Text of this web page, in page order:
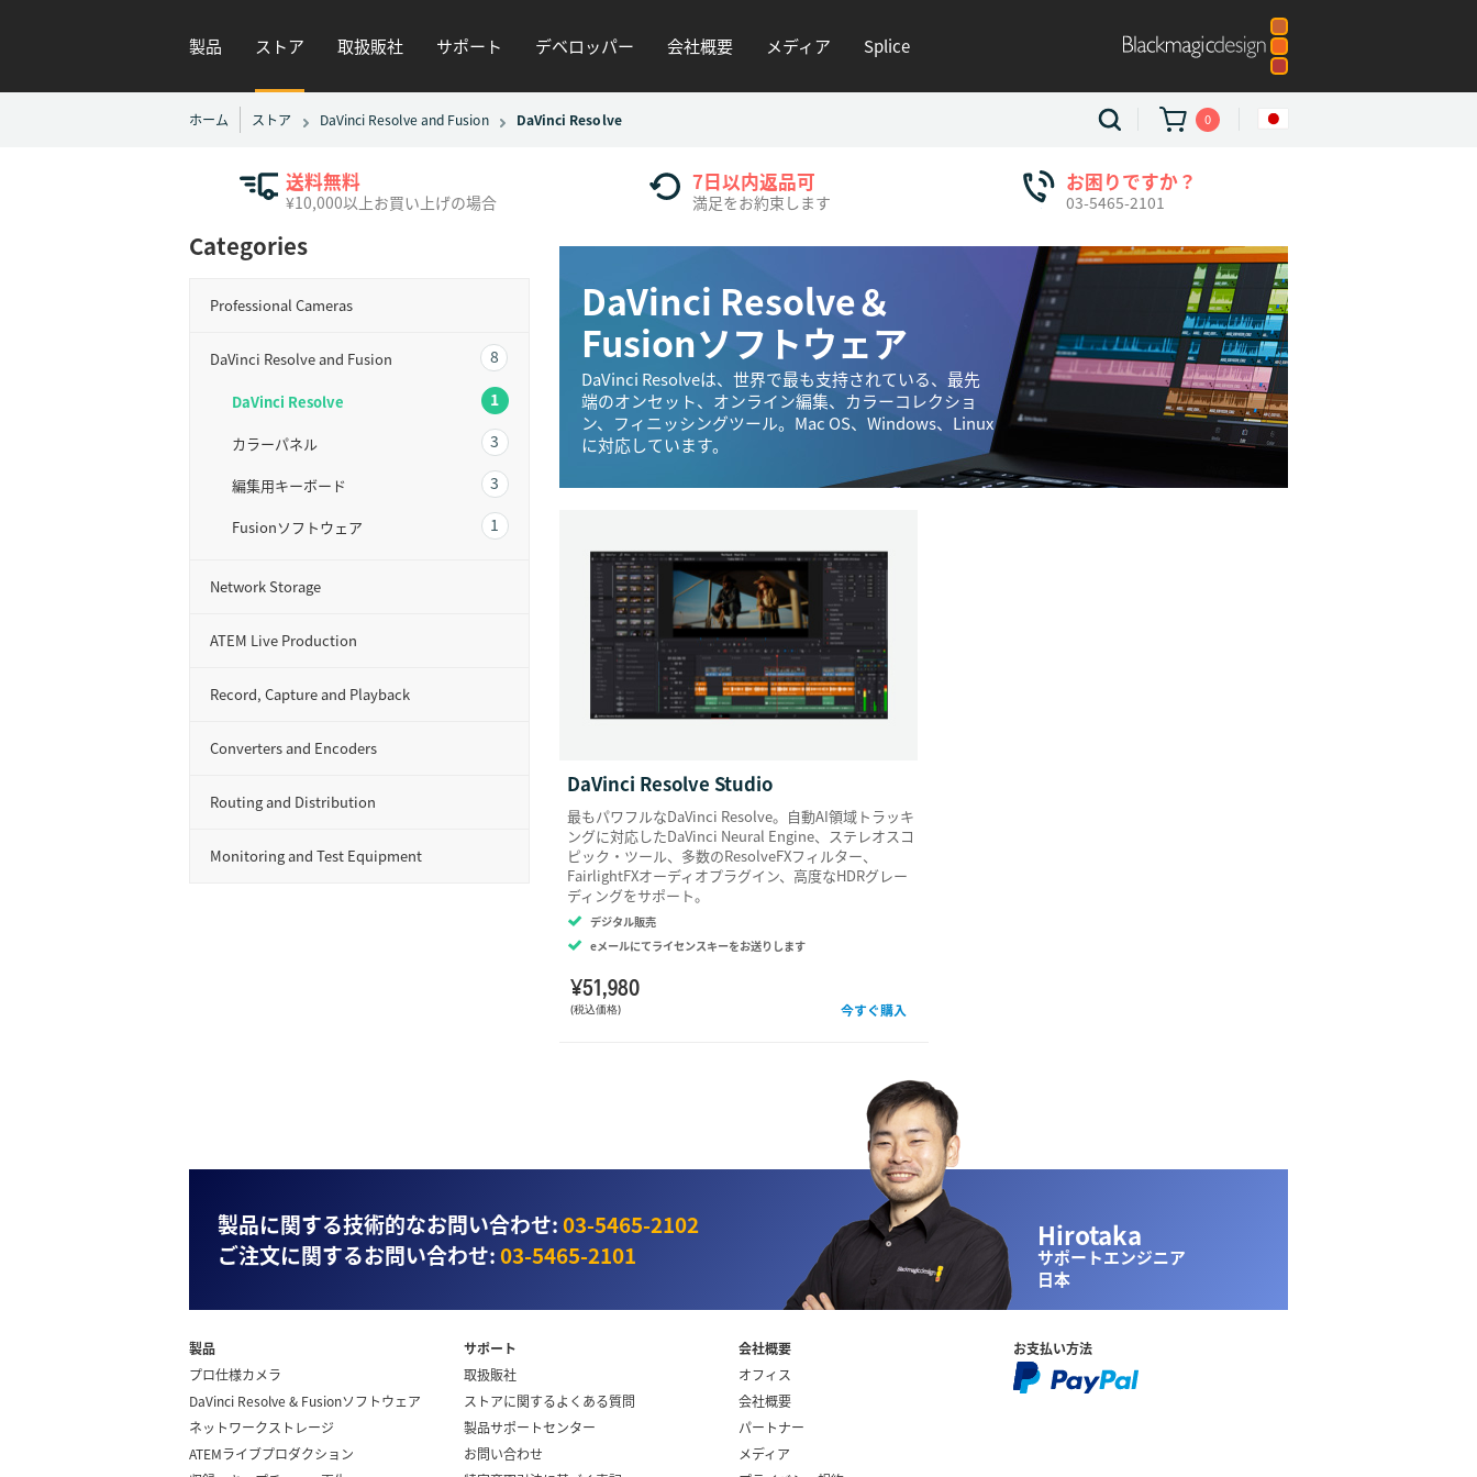
製品 ストア 取扱販社 サポート デベロッパー 会社概要 メディア Splice
0
ホーム ストア DaVinci Resolve and Fusion DaVinci Resolve
送料無料
¥10,000以上お買い上げの場合
7日以内返品可
満足をお約束します
お困りですか？
03-5465-2101
Categories
Professional Cameras
DaVinci Resolve and Fusion 8
DaVinci Resolve 1
カラーパネル 3
編集用キーボード 3
Fusionソフトウェア 1
Network Storage
ATEM Live Production
Record, Capture and Playback
Converters and Encoders
Routing and Distribution
Monitoring and Test Equipment
DaVinci Resolve＆
Fusionソフトウェア
DaVinci Resolveは、世界で最も支持されている、最先
端のオンセット、オンライン編集、カラーコレクショ
ン、フィニッシングツール。Mac OS、Windows、Linux
に対応しています。
DaVinci Resolve Studio
最もパワフルなDaVinci Resolve。自動AI領域トラッキ
ングに対応したDaVinci Neural Engine、ステレオスコ
ピック・ツール、多数のResolveFXフィルター、
FairlightFXオーディオプラグイン、高度なHDRグレー
ディングをサポート。
デジタル販売
eメールにてライセンスキーをお送りします
¥51,980
(税込価格) 今すぐ購入
製品に関する技術的なお問い合わせ:03‑5465‑2102
ご注文に関するお問い合わせ:03‑5465‑2101
Hirotaka
サポートエンジニア
日本
製品
プロ仕様カメラ
DaVinci Resolve & Fusionソフトウェア
ネットワークストレージ
ATEMライブプロダクション
サポート
取扱販社
ストアに関するよくある質問
製品サポートセンター
お問い合わせ
会社概要
オフィス
会社概要
パートナー
メディア
お支払い方法